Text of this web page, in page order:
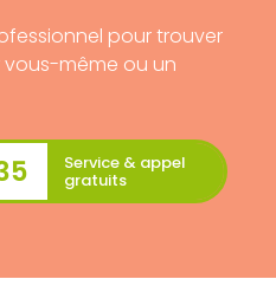
pour trouver
même ou un
Service & appel
gratuits